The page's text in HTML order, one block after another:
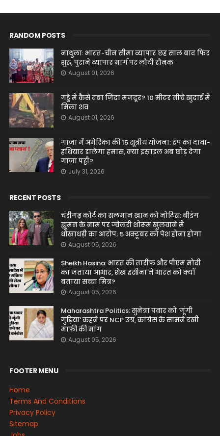
RANDOM POSTS
नाथुलाः भारत-चीन सीमा व्यापार छह साल बाद फिर
शुरू, पुराने व्यापार मार्ग पर लौटी रौनक
August 01, 2026
गड्ढे में कैसे दबा ज़िंदा मजदूर? 10 मीटर नीचे खुदाई में
मिला शव
August 01, 2026
गाजा में अमेरिका की 15 सूत्रीय योजना: ट्रंप का दावा-
हथियार डालेगा हमास, क्या इस्राइल अब छोड़ देगा
गाजा पट्टी?
July 31, 2026
RECENT POSTS
चंडीगढ़ कोर्ट का सलमान खान को नोटिस: बीइंग
ह्यूमन के नाम पर ज्वेलरी शोरूम खुलवाने में
धोखाधड़ी का आरोप; 5 अक्टूबर को पेश होना होगा
August 05, 2026
Sheikh Hasina: भारत की तारीफ और पीएम मोदी
का जताया आभार, शेख हसीना ने भारत को क्यों
बताया सच्चा मित्र?
August 05, 2026
Maharashtra Politics: सुनेत्रा पवार को 'गूंगी
गुड़िया' कहने पर NCP उग्र, कांग्रेस के सामने रखी
माफी की मांग
August 05, 2026
FOOTER MENU
Home
Terms And Conditions
Privacy Policy
Sitemap